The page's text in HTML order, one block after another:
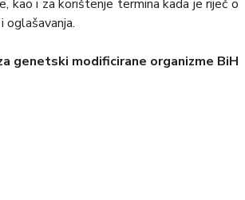
kao i za korištenje termina kada je riječ o
oglašavanja.
genetski modificirane organizme BiH